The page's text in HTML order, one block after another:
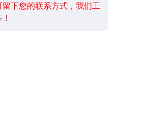
留下您的联系方式，我们工